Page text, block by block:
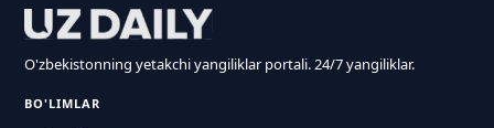
O'zbekistonning yetakchi yangiliklar portali. 24/7 yangiliklar.
BO'LIMLAR